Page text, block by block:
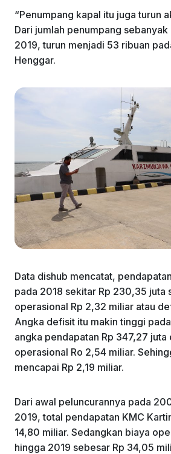
“Penumpang kapal itu juga turun
Dari jumlah penumpang
2019, turun menjadi 53 ribuan
Henggar.
Data dishub mencatat,
pada 2018 sekitar Rp 230,35 juta
operasional Rp 2,32 miliar atau
Angka defisit itu makin tinggi
angka pendapatan Rp 347,27 juta
operasional Ro 2,54 miliar.
mencapai Rp 2,19 miliar.
Dari awal peluncurannya pada
2019, total pendapatan KMC
14,80 miliar. Sedangkan biaya
hingga 2019 sebesar Rp 34,05